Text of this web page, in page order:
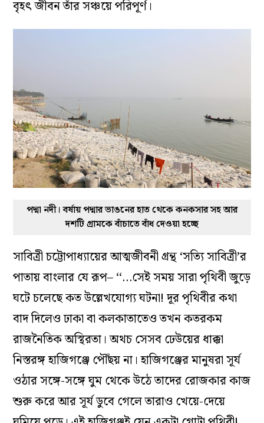
বৃহৎ জীবন তাঁর সঞ্চয়ে পরিপূর্ণ।
পদ্মা নদী। বর্ষায় পদ্মার ভাঙনের হাত থেকে কনকসার সহ আর
দশটি গ্রামকে বাঁচাতে বাঁধ দেওয়া হচ্ছে
সাবিত্রী চট্টোপাধ্যায়ের আত্মজীবনী গ্রন্থ ‘সত্যি সাবিত্রী’র
পাতায় বাংলার যে রূপ– ‘‘…সেই সময় সারা পৃথিবী জুড়ে
ঘটে চলেছে কত উল্লেখযোগ্য ঘটনা! দূর পৃথিবীর কথা
বাদ দিলেও ঢাকা বা কলকাতাতেও তখন কতরকম
রাজনৈতিক অস্থিরতা। অথচ সেসব ঢেউয়ের ধাক্কা
নিস্তরঙ্গ হাজিগঞ্জে পৌঁছয় না। হাজিগঞ্জের মানুষরা সূর্য
ওঠার সঙ্গে-সঙ্গে ঘুম থেকে উঠে তাদের রোজকার কাজ
শুরু করে আর সূর্য ডুবে গেলে তারাও খেয়ে-দেয়ে